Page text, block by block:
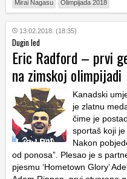
Mirai Nagasu Olimpijada 2018
13.02.2018. (18:35)
Dugin led
Eric Radford – prvi
na zimskoj olimpijadi
Kanadski
je zlatnu
čime je
sportaš koji
Nakon
od ponosa”. Plesao je s
pjesmu ‘Hometown Glory’